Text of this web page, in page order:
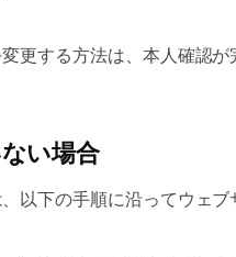
更する方法は、本人確認が
い場合
以下の手順に沿ってウェブ